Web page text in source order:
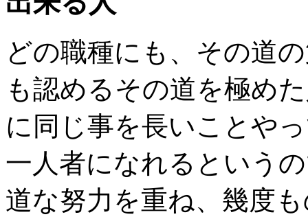
どの職種にも、その道
も認めるその道を極め
に同じ事を長いことや
一人者になれるという
道な努力を重ね、幾度